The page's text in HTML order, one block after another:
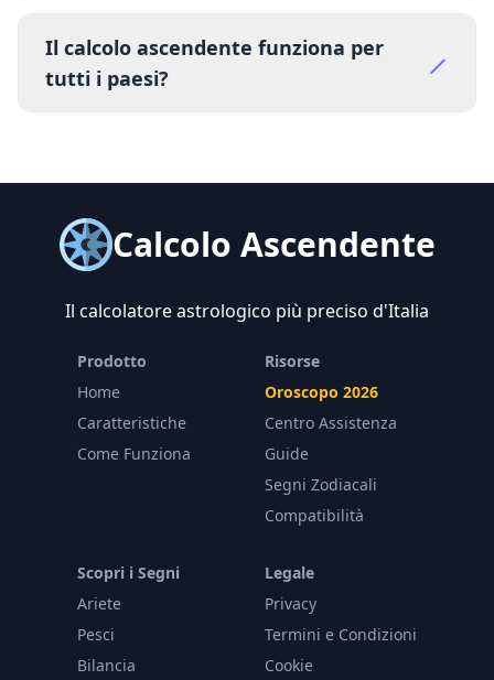
Il calcolo ascendente funziona per
tutti i paesi?
Calcolo Ascendente
Il calcolatore astrologico più preciso d'Italia
Prodotto
Home
Caratteristiche
Come Funziona
Risorse
Oroscopo 2026
Centro Assistenza
Guide
Segni Zodiacali
Compatibilità
Scopri i Segni
Ariete
Pesci
Bilancia
Legale
Privacy
Termini e Condizioni
Cookie